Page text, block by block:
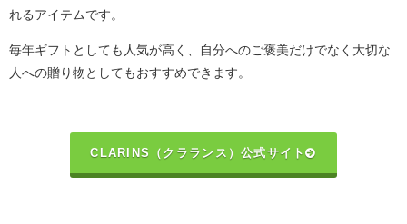
れるアイテムです。
毎年ギフトとしても人気が高く、自分へのご褒美だけでなく大切な
人への贈り物としてもおすすめできます。
CLARINS（クラランス）公式サイト